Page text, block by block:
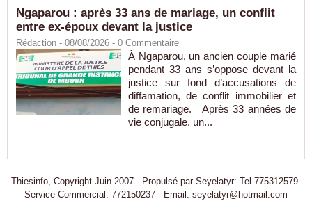
Ngaparou : après 33 ans de mariage, un conflit
entre ex-époux devant la justice
Rédaction - 08/08/2026 - 0 Commentaire
À Ngaparou, un ancien couple marié
pendant 33 ans s’oppose devant la
justice sur fond d’accusations de
diffamation, de conflit immobilier et
de remariage. Après 33 années de
vie conjugale, un...
Thiesinfo, Copyright Juin 2007 - Propulsé par Seyelatyr: Tel 775312579.
Service Commercial: 772150237 - Email: seyelatyr@hotmail.com